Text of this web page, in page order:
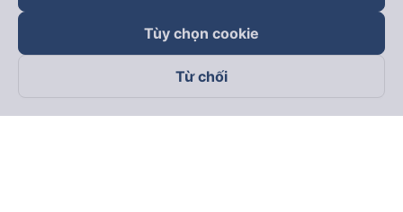
Theo dõi chúng tôi trên
Tùy chọn cookie
Từ chối